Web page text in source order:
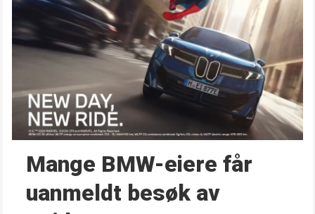
Mange BMW-eiere får
uanmeldt besøk av